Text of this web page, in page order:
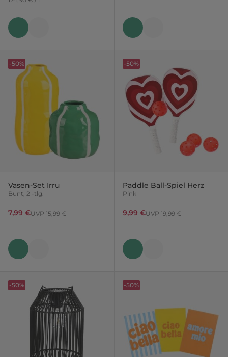
Vasen-Set Irru
Bunt, 2 -tlg.
7,99 €UVP 15,99 €
-50%
Paddle Ball-Spiel Herz
Pink
9,99 €UVP 19,99 €
-50%
-50% -50%